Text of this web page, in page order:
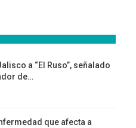
a “El Ruso”, señalado
de…
que afecta a